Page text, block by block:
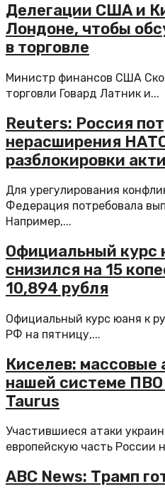
Делегации США и
Лондоне, чтобы
в торговле
Министр финансов США
торговли Говард Латник и...
Reuters: Россия
нерасширения
разблокировки
Для урегулирования
Федерация потребовала
Например,...
Официальный курс
снизился на 15
10,894 рубля
Официальный курс юаня к
РФ на пятницу,...
Киселев:
нашей системе
Taurus
Участившиеся атаки
европейскую часть России
ABC News: Трамп